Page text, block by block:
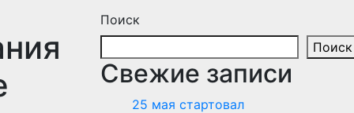
Поиск
Поиск
Свежие записи
25 мая стартовал